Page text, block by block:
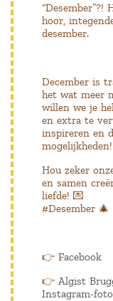
hoor,
desember.
December is
het wat meer
willen we je
en extra te
inspireren en
mogelijkheden!
Hou zeker
en samen
liefde! 💌
#Desember 🎄
👉 Facebook
👉 Algist
Instagram-